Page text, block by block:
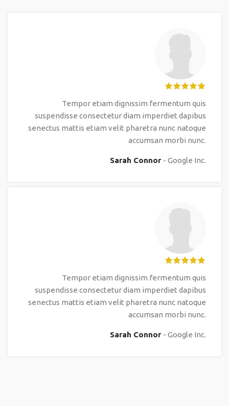
Tempor etiam dignissim fermentum quis
suspendisse consectetur diam imperdiet dapibus
senectus mattis etiam velit pharetra nunc natoque
accumsan morbi nunc.
Sarah Connor Google Inc.
Tempor etiam dignissim fermentum quis
suspendisse consectetur diam imperdiet dapibus
senectus mattis etiam velit pharetra nunc natoque
accumsan morbi nunc.
Sarah Connor Google Inc.